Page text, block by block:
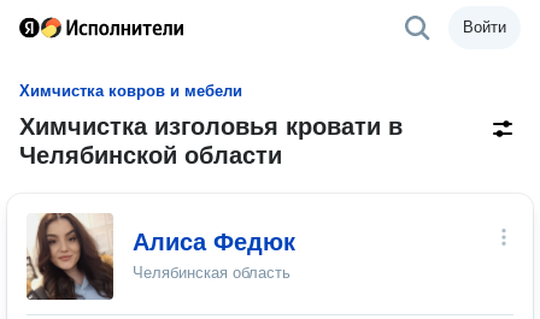
Войти
Химчистка ковров и мебели
Химчистка изголовья кровати в
Челябинской области
Алиса Федюк
Челябинская область